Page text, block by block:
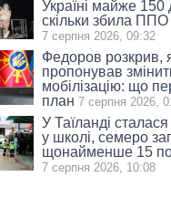
Україні майже 150
скільки збила ППО
7 серпня 2026, 09:32
Федоров розкрив,
пропонував
мобілізацію: що
план 7 серпня 2026,
У Таїланді
у школі, семеро
щонайменше 15
7 серпня 2026, 10:08